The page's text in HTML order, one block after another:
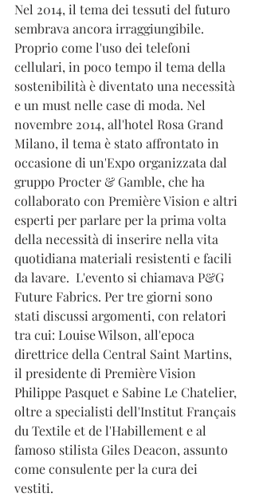
Nel 2014, il tema dei tessuti del futuro
sembrava ancora irraggiungibile.
Proprio come l'uso dei telefoni
cellulari, in poco tempo il tema della
sostenibilità è diventato una necessità
e un must nelle case di moda. Nel
novembre 2014, all'hotel Rosa Grand
Milano, il tema è stato affrontato in
occasione di un'Expo organizzata dal
gruppo Procter & Gamble, che ha
collaborato con Première Vision e altri
esperti per parlare per la prima volta
della necessità di inserire nella vita
quotidiana materiali resistenti e facili
da lavare.  L'evento si chiamava P&G
Future Fabrics. Per tre giorni sono
stati discussi argomenti, con relatori
tra cui: Louise Wilson, all'epoca
direttrice della Central Saint Martins,
il presidente di Première Vision
Philippe Pasquet e Sabine Le Chatelier,
oltre a specialisti dell'Institut Français
du Textile et de l'Habillement e al
famoso stilista Giles Deacon, assunto
come consulente per la cura dei
vestiti.